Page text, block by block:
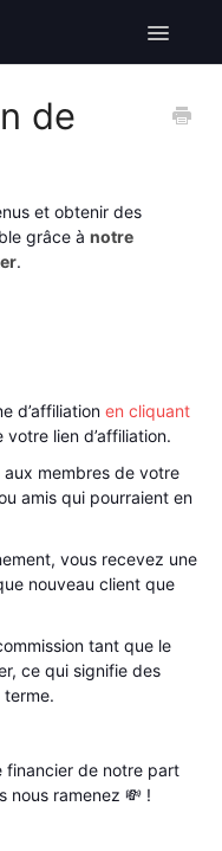
Toggle
de
et obtenir des
grâce à notre
.
d’affiliation en cliquant
lien d’affiliation.
aux membres de votre
amis qui pourraient en
vous recevez une
nouveau client que
tant que le
ce qui signifie des
terme.
financier de notre part
nous ramenez 💸 !